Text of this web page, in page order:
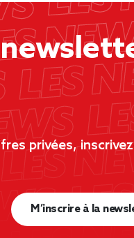
privées,
M’inscrire à la